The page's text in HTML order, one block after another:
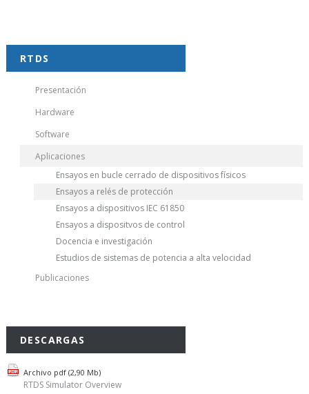
RTDS
Presentación
Hardware
Software
Aplicaciones
Ensayos en bucle cerrado de dispositivos físicos
Ensayos a relés de protección
Ensayos a dispositivos IEC 61850
Ensayos a dispositvos de control
Docencia e investigación
Estudios de sistemas de potencia a alta velocidad
Publicaciones
DESCARGAS
Archivo pdf (2,90 Mb)
RTDS Simulator Overview